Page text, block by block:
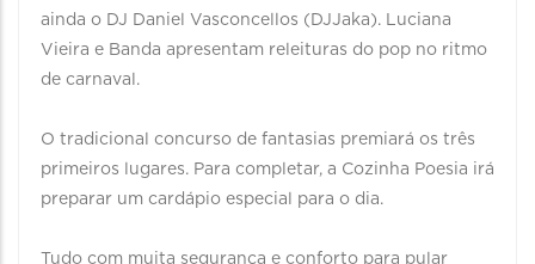
ainda o DJ Daniel Vasconcellos (DJJaka). Luciana
Vieira e Banda apresentam releituras do pop no ritmo
de carnaval.
O tradicional concurso de fantasias premiará os três
primeiros lugares. Para completar, a Cozinha Poesia irá
preparar um cardápio especial para o dia.
Tudo com muita segurança e conforto para pular